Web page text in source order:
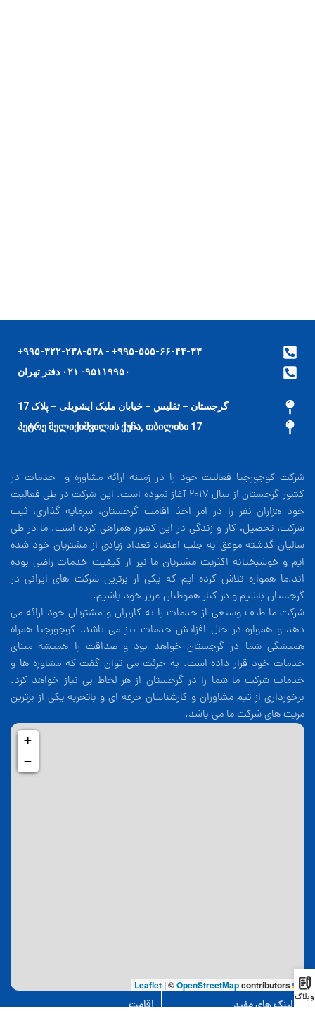
۹۹۵-۵۵۵-۶۶-۴۴-۳۳+ - ۹۹۵-۳۲۲-۲۳۸-۵۳۸+
۹۵۱۱۹۹۵۰- ۰۲۱ دفتر تهران
گرجستان – تفلیس – خیابان ملیک ایشویلی – پلاک 17
17 პეტრე მელიქიშვილის ქუჩა, თბილისი
شرکت کوجورجیا فعالیت خود را در زمینه ارائه مشاوره و خدمات در
کشور گرجستان از سال 2017 آغاز نموده است. این شرکت در طی فعالیت
خود هزاران نفر را در امر اخذ اقامت گرجستان، سرمایه گذاری، ثبت
شرکت، تحصیل، کار و زندگی در این کشور همراهی کرده است. ما در طی
سالیان گذشته موفق به جلب اعتماد تعداد زیادی از مشتریان خود شده
ایم و خوشبختانه اکثریت مشتریان ما نیز از کیفیت خدمات راضی بوده
اند.ما همواره تلاش کرده ایم که یکی از برترین شرکت های ایرانی در
گرجستان باشیم و در کنار هموطنان عزیز خود باشیم.
شرکت ما طیف وسیعی از خدمات را به کاربران و مشتریان خود ارائه می
دهد و همواره در حال افزایش خدمات نیز می باشد. کوجورجیا همراه
همیشگی شما در گرجستان خواهد بود و صداقت را همیشه مبنای
خدمات خود قرار داده است. به جرئت می توان گفت که مشاوره ها و
خدمات شرکت ما شما را در گرجستان از هر لحاظ بی نیاز خواهد کرد.
برخورداری از تیم مشاوران و کارشناسان حرفه ای و باتجربه یکی از برترین
مزیت های شرکت ما می باشد.
+
−
Leaflet
|©OpenStreetMapcontributors
اقامت لینک های مفیدوبلاگ